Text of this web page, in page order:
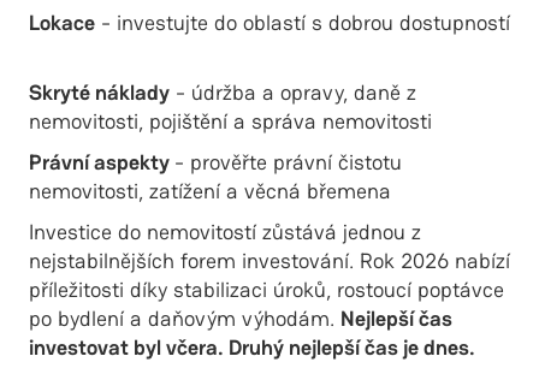
Lokace - investujte do oblastí s dobrou dostupností
Skryté náklady - údržba a opravy, daně z
nemovitosti, pojištění a správa nemovitosti
Právní aspekty - prověřte právní čistotu
nemovitosti, zatížení a věcná břemena
Investice do nemovitostí zůstává jednou z
nejstabilnějších forem investování. Rok 2026 nabízí
příležitosti díky stabilizaci úroků, rostoucí poptávce
po bydlení a daňovým výhodám. Nejlepší čas
investovat byl včera. Druhý nejlepší čas je dnes.